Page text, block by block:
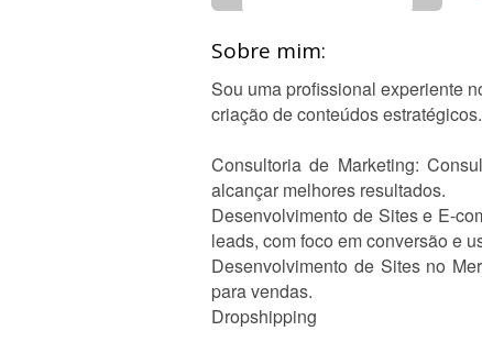
Sobre mim:
Sou uma profissional experiente
criação de conteúdos
Consultoria de Marketing:
alcançar melhores resultados.
Desenvolvimento de Sites e E-
leads, com foco em conversão e
Desenvolvimento de Sites no
para vendas.
Dropshipping